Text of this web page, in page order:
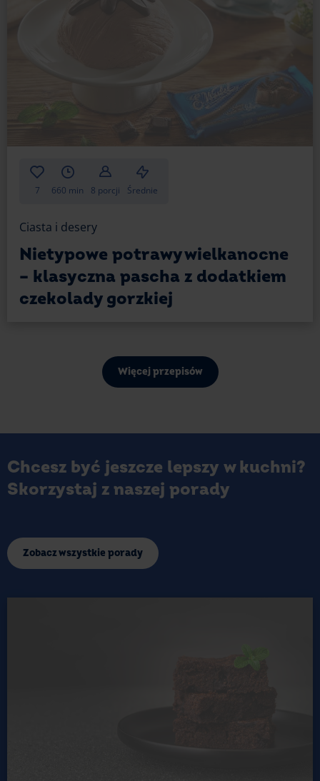
7 660 min 8 porcji Średnie
Ciasta i desery
Nietypowe potrawy wielkanocne
– klasyczna pascha z dodatkiem
czekolady gorzkiej
Więcej przepisów
Chcesz być jeszcze lepszy w kuchni?
Skorzystaj z naszej porady
Zobacz wszystkie porady